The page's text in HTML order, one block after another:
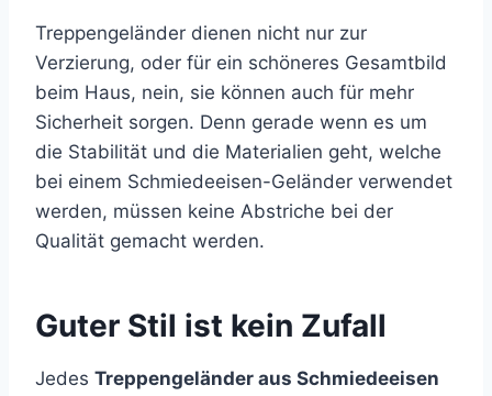
Treppengeländer dienen nicht nur zur
Verzierung, oder für ein schöneres Gesamtbild
beim Haus, nein, sie können auch für mehr
Sicherheit sorgen. Denn gerade wenn es um
die Stabilität und die Materialien geht, welche
bei einem Schmiedeeisen-Geländer verwendet
werden, müssen keine Abstriche bei der
Qualität gemacht werden.
Guter Stil ist kein Zufall
Jedes Treppengeländer aus Schmiedeeisen